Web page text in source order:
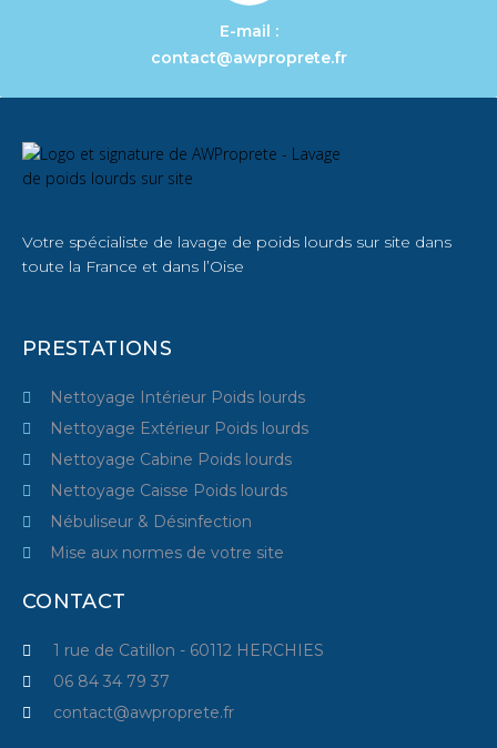
E-mail :
contact@awproprete.fr
Votre spécialiste de lavage de poids lourds sur site dans
toute la France et dans l’Oise
PRESTATIONS
Nettoyage Intérieur Poids lourds
Nettoyage Extérieur Poids lourds
Nettoyage Cabine Poids lourds
Nettoyage Caisse Poids lourds
Nébuliseur & Désinfection
Mise aux normes de votre site
CONTACT
1 rue de Catillon - 60112 HERCHIES
06 84 34 79 37
contact@awproprete.fr